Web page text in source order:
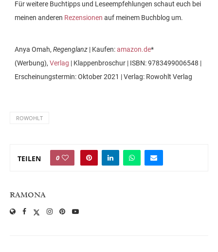
Für weitere Buchtipps und Leseempfehlungen schaut euch bei
meinen anderen Rezensionen auf meinem Buchblog um.
Anya Omah, Regenglanz | Kaufen:amazon.de*
(Werbung), Verlag | Klappenbroschur | ISBN: 9783499006548 |
Erscheinungstermin: Oktober 2021 | Verlag: Rowohlt Verlag
ROWOHLT
TEILEN 0
RAMONA